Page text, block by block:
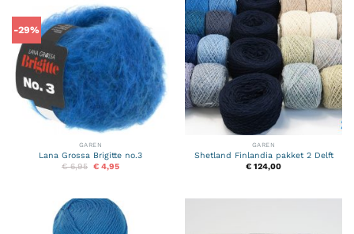
-29%
GAREN
Lana Grossa Brigitte no.3
€6,95 Oorspronkelijke
prijs
€ 4,95Huidige
GAREN
Shetland Finlandia pakket 2 Delft
€ 124,00